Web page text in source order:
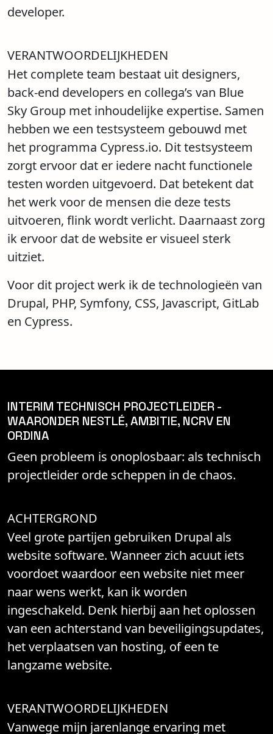
developer.
VERANTWOORDELIJKHEDEN
Het complete team bestaat uit designers,
back-end developers en collega’s van Blue
Sky Group met inhoudelijke expertise. Samen
hebben we een testsysteem gebouwd met
het programma Cypress.io. Dit testsysteem
zorgt ervoor dat er iedere nacht functionele
testen worden uitgevoerd. Dat betekent dat
het werk voor de mensen die deze tests
uitvoeren, flink wordt verlicht. Daarnaast zorg
ik ervoor dat de website er visueel sterk
uitziet.
Voor dit project werk ik de technologieën van
Drupal, PHP, Symfony, CSS, Javascript, GitLab
en Cypress.
INTERIM TECHNISCH PROJECTLEIDER -
WAARONDER NESTLÉ, AMBITIE, NCRV EN
ORDINA
Geen probleem is onoplosbaar: als technisch
projectleider orde scheppen in de chaos.
ACHTERGROND
Veel grote partijen gebruiken Drupal als
website software. Wanneer zich acuut iets
voordoet waardoor een website niet meer
naar wens werkt, kan ik worden
ingeschakeld. Denk hierbij aan het oplossen
van een achterstand van beveiligingsupdates,
het verplaatsen van hosting, of een te
langzame website.
VERANTWOORDELIJKHEDEN
Vanwege mijn jarenlange ervaring met